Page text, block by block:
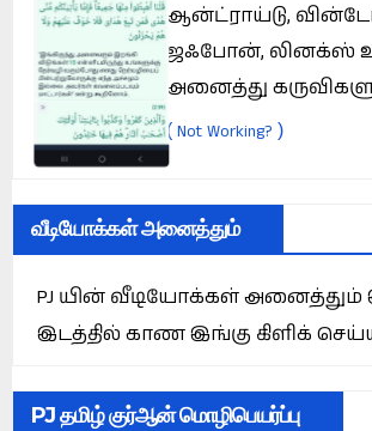
ஆன்ட்ராய்டு,
ஜஃபோன், லினக்ஸ்
அனைத்து
(Not Working? )
வீடியோக்கள் அனைத்தும்
PJ யின் வீடியோக்கள் அனைத்தும்
இடத்தில் காண இங்கு கிளிக்
PJ தமிழ் குர்ஆன் மொழிபெயர்ப்பு